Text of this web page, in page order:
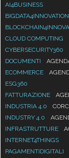
AI4BUSINESS
BIGDATA4INNOVATION
CLOUD COMPUTING
CYBERSECURITY360
DOCUMENTI
ECOMMERCE
ESG360
FATTURAZIONE
INDUSTRIA 4.0
INDUSTRY 4.0
INFRASTRUTTURE
INTERNET4THINGS
PAGAMENTIDIGITALI